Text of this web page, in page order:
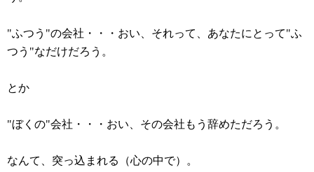
"ふつう"の会社・・・おい、それって、あなたにとって"ふ
つう"なだけだろう。
とか
"ぼくの"会社・・・おい、その会社もう辞めただろう。
なんて、突っ込まれる（心の中で）。